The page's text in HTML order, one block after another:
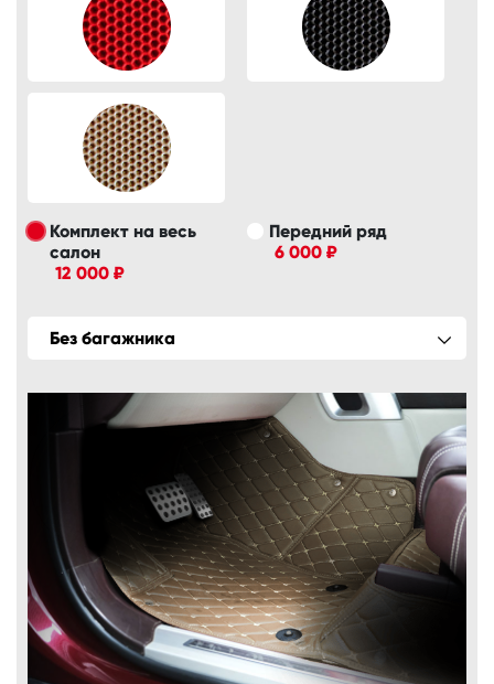
Комплект на весь
салон
12 000 ₽
Передний ряд
6 000 ₽
Без багажника